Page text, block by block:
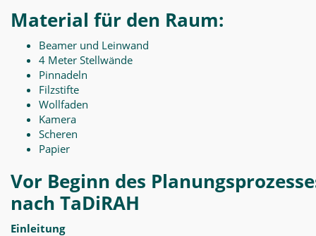
Material für den Raum:
Beamer und Leinwand
4 Meter Stellwände
Pinnadeln
Filzstifte
Wollfaden
Kamera
Scheren
Papier
Vor Beginn des
nach TaDiRAH
Einleitung